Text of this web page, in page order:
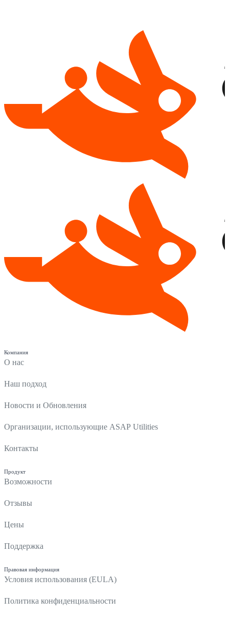
Компания
О нас
Наш подход
Новости и Обновления
Организации, использующие ASAP Utilities
Контакты
Продукт
Возможности
Отзывы
Цены
Поддержка
Правовая информация
Условия использования (EULA)
Политика конфиденциальности